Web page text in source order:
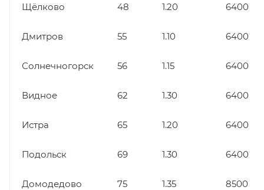
Щёлково 48 1.20 6400
Дмитров 55 1.10 6400
Солнечногорск 56 1.15 6400
Видное 62 1.30 6400
Истра 65 1.20 6400
Подольск 69 1.30 6400
Домодедово 75 1.35 8500